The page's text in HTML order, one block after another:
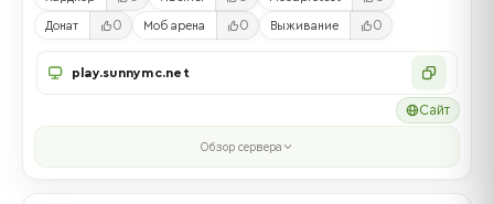
Донат 0 Моб арена 0 Выживание 0
play.sunnymc.net
Сайт
Обзор сервера